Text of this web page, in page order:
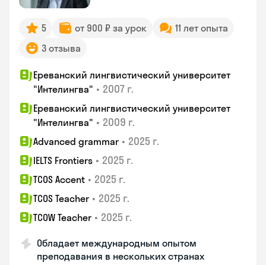
5 от 900 ₽ за урок
11 лет опыта
3 отзыва
Ереванский лингвистический университет
"Интелингва" • 2007 г.
Ереванский лингвистический университет
"Интелингва" • 2009 г.
Advanced grammar • 2025 г.
IELTS Frontiers • 2025 г.
TCOS Accent • 2025 г.
TCOS Teacher • 2025 г.
TCOW Teacher • 2025 г.
Обладает международным опытом
преподавания в нескольких странах